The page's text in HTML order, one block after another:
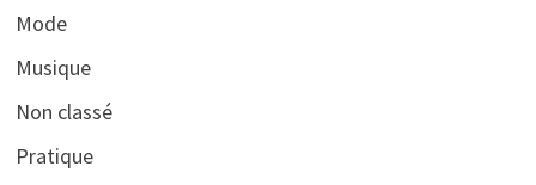
Mode
Musique
Non classé
Pratique